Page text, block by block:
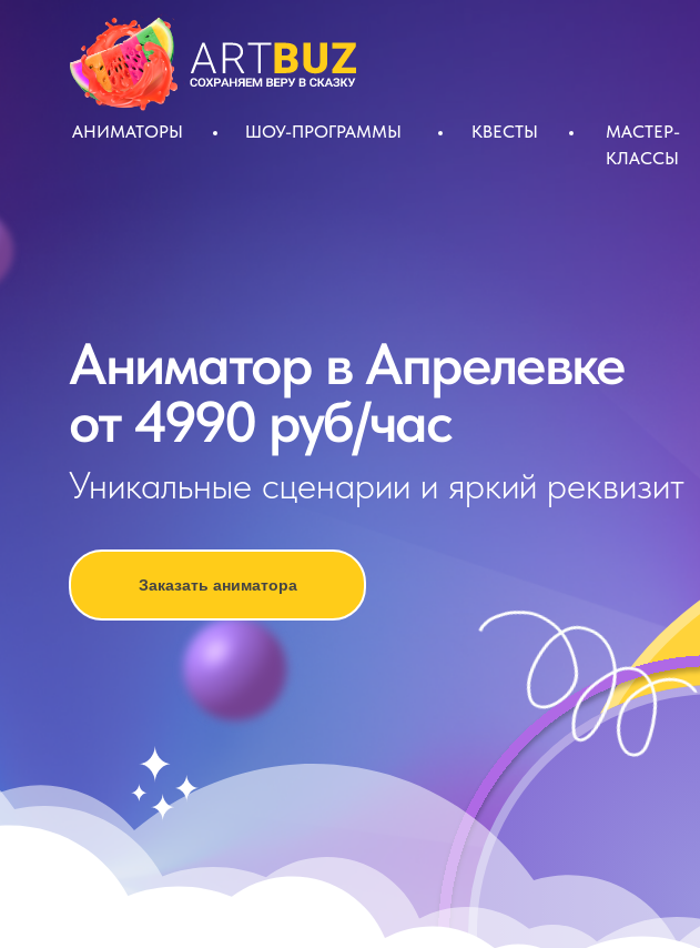
Аниматор в Апрелевке
от 4990 руб/час
Заказать аниматора
АНИМАТОРЫ ШОУ-ПРОГРАММЫ КВЕСТЫ
МАСТЕР-
КЛАССЫ
Уникальные сценарии и яркий реквизит